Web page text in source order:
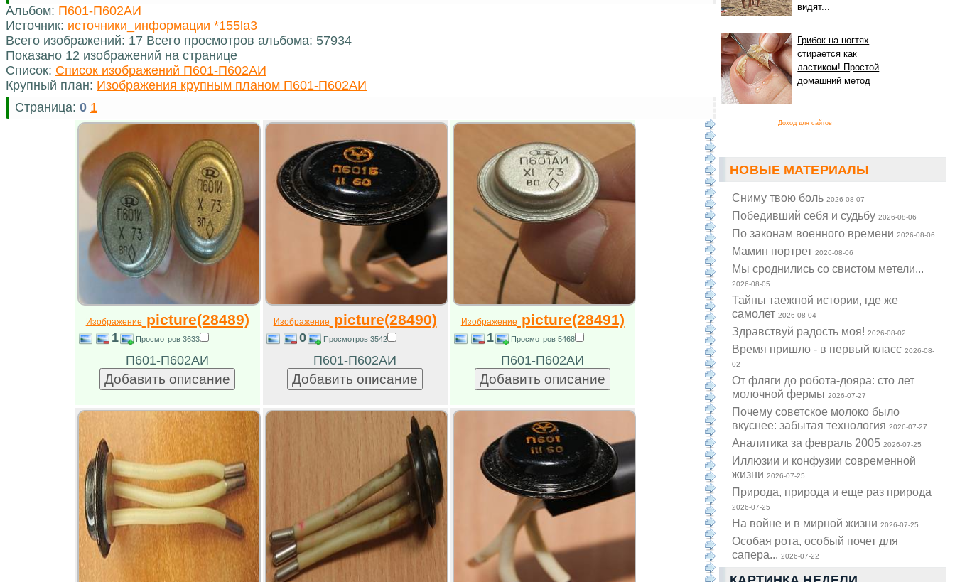
видят...
Грибок на ногтях
стирается как
ластиком! Простой
домашний метод
Доход для сайтов
НОВЫЕ МАТЕРИАЛЫ
Cниму твою боль2026-08-07
Победивший себя и судьбу2026-08-06
По законам военного времени2026-08-06
Мамин портрет2026-08-06
Мы сроднились со свистом метели...
2026-08-05
Тайны таежной истории, где же
самолет2026-08-04
Здравствуй радость моя!2026-08-02
Время пришло - в первый класс2026-08-
02
От фляги до робота-дояра: сто лет
молочной фермы2026-07-27
Почему советское молоко было
вкуснее: забытая технология2026-07-27
Аналитика за февраль 20052026-07-25
Иллюзии и конфузии современной
жизни2026-07-25
Природа, природа и еще раз природа
2026-07-25
На войне и в мирной жизни2026-07-25
Особая рота, особый почет для
сапера...2026-07-22
Альбом: П601-П602АИ
Источник: источники_информации *155la3
Всего изображений: 17 Всего просмотров альбома: 57934
Показано 12 изображений на странице
Список: Список изображений П601-П602АИ
Крупный план: Изображения крупным планом П601-П602АИ
Страница: 0 1
Изображение picture(28489)
1 Просмотров 3633
П601-П602АИ
Изображение picture(28490)
0 Просмотров 3542
П601-П602АИ
Изображение picture(28491)
1 Просмотров 5468
П601-П602АИ